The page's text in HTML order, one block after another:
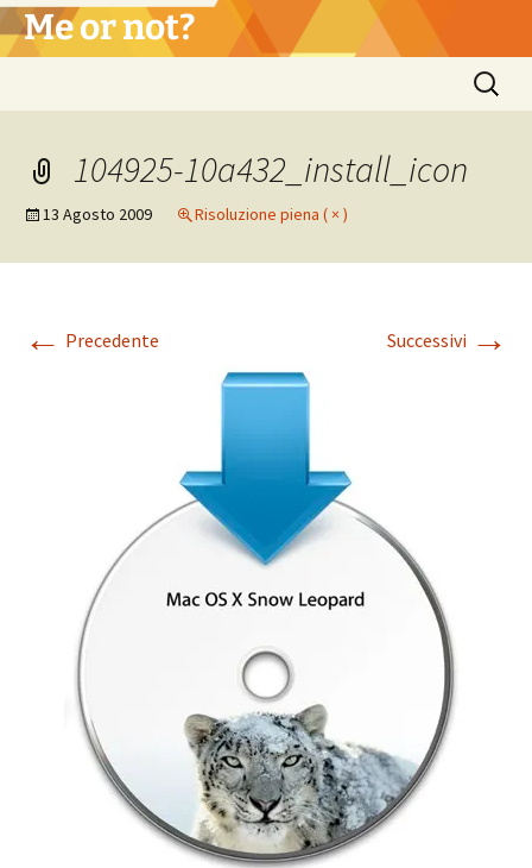
Vai
al Me or not?
Ricerca
per:
104925-10a432_install_icon
13 Agosto 2009 Risoluzione piena ( × )
← Precedente Successivi →